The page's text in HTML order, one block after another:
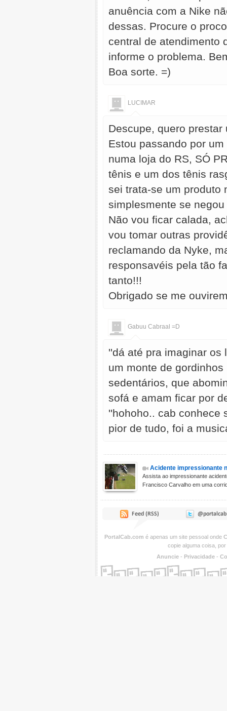
anuência com a Nike
dessas. Procure o
central de atendimento
informe o problema.
Boa sorte. =)
LUCIMAR
Descupe, quero
Estou passando por
numa loja do RS, SÓ
tênis e um dos tênis
sei trata-se um produto
simplesmente se
Não vou ficar calada,
vou tomar outras
reclamando da Nyke,
responsavéis pela tão
tanto!!!
Obrigado se me
Gabuu Cabraal =D
''dá até pra imaginar os
um monte de
sedentários, que
sofá e amam ficar por
''hohoho.. cab conhece
pior de tudo, foi a
Acidente impressionante
Assista ao impressionante
Francisco Carvalho em uma
PortalCab.com é apenas um site pessoal onde
copie alguma coisa,
Anuncie - Privacidade -